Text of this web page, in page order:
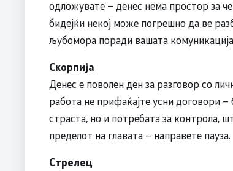
одложувате – денес нема простор за
бидејќи некој може погрешно да ве
љубомора поради вашата комуникација
Скорпија
Денес е поволен ден за разговор со
работа не прифаќајте усни договори
страста, но и потребата за контрола,
пределот на главата – направете пауза.
Стрелец